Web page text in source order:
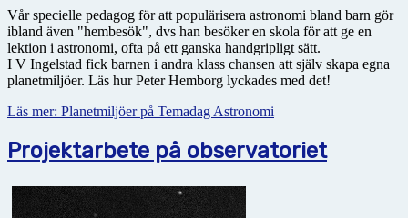
Vår specielle pedagog för att populärisera astronomi bland barn gör
ibland även "hembesök", dvs han besöker en skola för att ge en
lektion i astronomi, ofta på ett ganska handgripligt sätt.
I V Ingelstad fick barnen i andra klass chansen att själv skapa egna
planetmiljöer. Läs hur Peter Hemborg lyckades med det!
Läs mer: Planetmiljöer på Temadag Astronomi
Projektarbete på observatoriet